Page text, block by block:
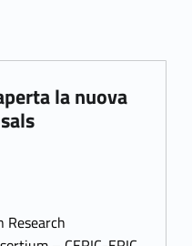
la nuova
Research